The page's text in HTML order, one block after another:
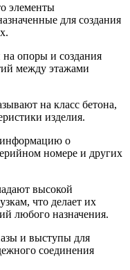
элементы
для создания
на опоры и создания
между этажами
на класс бетона,
изделия.
информацию о
номере и других
высокой
что делает их
любого назначения.
и выступы для
соединения